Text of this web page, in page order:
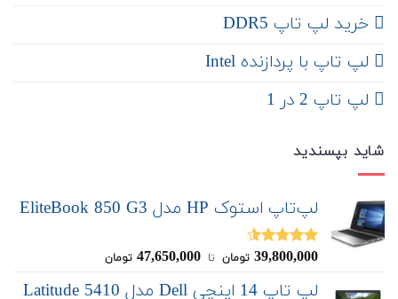
خرید لپ تاپ DDR5
لپ تاپ با پردازنده Intel
لپ تاپ 2 در 1
شاید بپسندید
لپ‌تاپ استوک HP مدل EliteBook 850 G3
نمره4.50
39,800,000 تومان ‌ تا ‌ 47,650,000 تومان
لپ تاپ 14 اینچی Dell مدل Latitude 5410